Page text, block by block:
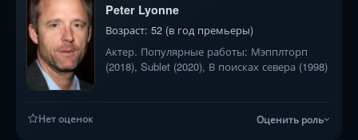
Peter Lyonne
Возраст: 52 (в год премьеры)
Актер. Популярные работы: Мэпплторп
(2018), Sublet (2020), В поисках севера (1998)
Нет оценок Оценить роль